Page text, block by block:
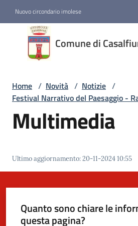
Nuovo circondario imolese
Comune di
Comune di
Casalfiumanese
Amministrazione
Novità
Menu selezionato
Servizi
Vivere
Home / Novità / Notizie /
Festival Narrativo del Paesaggio -
Multimedia
Ultimo aggiornamento:20-11-2024 10:55
Quanto sono chiare le
questa pagina?